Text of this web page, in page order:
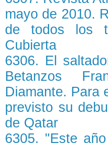
mayo de 2010.
de todos los
Cubierta
6306. El
Betanzos
Diamante. Para
previsto su
de Qatar
6305. "Este